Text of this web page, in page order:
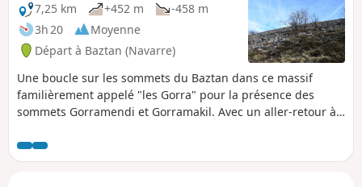
7,25 km
+452 m
-458 m
3h 20
Moyenne
Départ à Baztan (Navarre)
Une boucle sur les sommets du Baztan dans ce massif
familièrement appelé "les Gorra" pour la présence des
sommets Gorramendi et Gorramakil. Avec un aller-retour à